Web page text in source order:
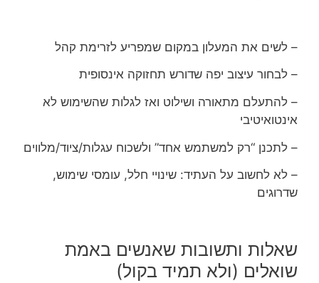
– לשים את המעלון במקום שמפריע לזרימת קהל
– לבחור עיצוב יפה שדורש תחזוקה אינסופית
– להתעלם מתאורה ושילוט ואז לגלות שהשימוש לא
אינטואיטיבי
– לתכנן “רק למשתמש אחד” ולשכוח עגלות/ציוד/מלווים
– לא לחשוב על העתיד: שינויי חלל, עומסי שימוש,
שדרוגים
שאלות ותשובות שאנשים באמת
שואלים (ולא תמיד בקול)